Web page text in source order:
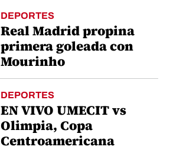
DEPORTES
Real Madrid propina
primera goleada con
Mourinho
DEPORTES
EN VIVO UMECIT vs
Olimpia, Copa
Centroamericana